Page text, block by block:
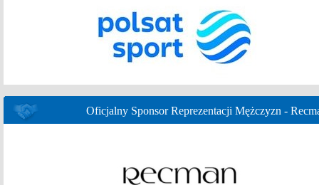
Oficjalny Sponsor Reprezentacji Mężczyzn -